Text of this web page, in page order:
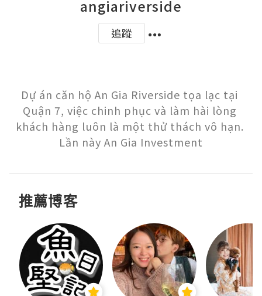
angiariverside
追蹤
Dự án căn hộ An Gia Riverside tọa lạc tại
Quận 7, việc chinh phục và làm hài lòng
khách hàng luôn là một thử thách vô hạn.
Lần này An Gia Investment
推薦博客